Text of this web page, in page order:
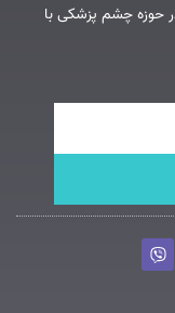
در حوزه چشم پزشکی با
V
i
b